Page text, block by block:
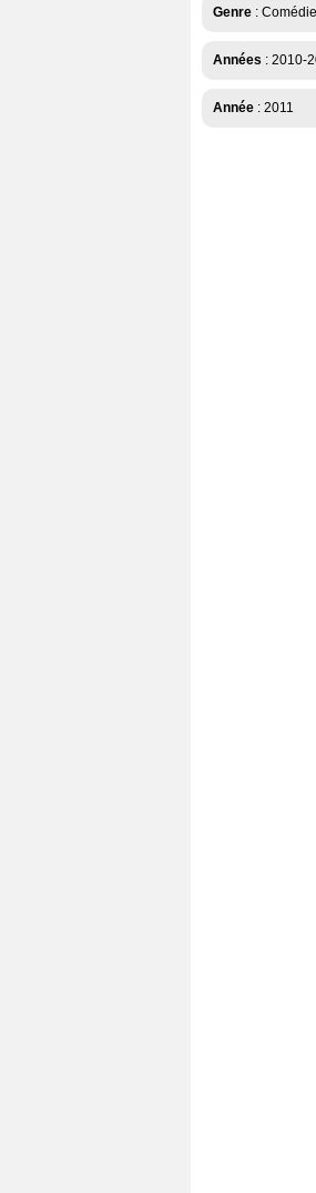
Genre : Comédie
Années : 2010-
Année : 2011